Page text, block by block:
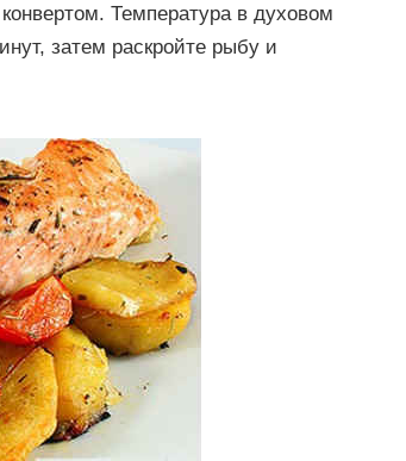
Температура в духовом
затем раскройте рыбу и